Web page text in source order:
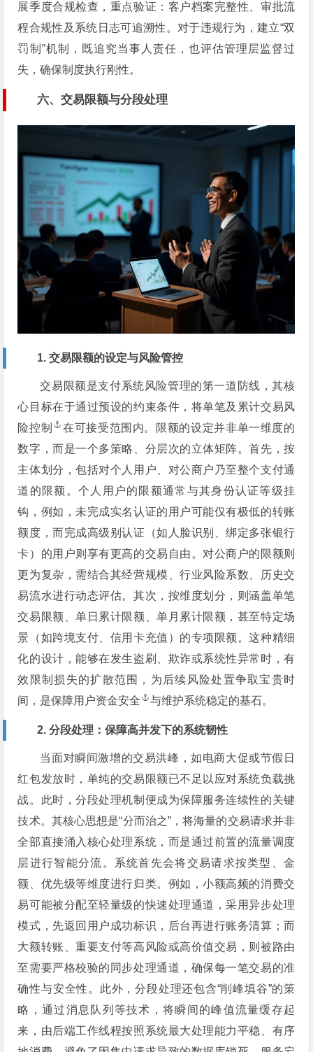
展季度合规检查，重点验证：客户档案完整性、审批流
程合规性及系统日志可追溯性。对于违规行为，建立“双
罚制”机制，既追究当事人责任，也评估管理层监督过
失，确保制度执行刚性。
六、交易限额与分段处理
1. 交易限额的设定与风险管控
交易限额是支付系统风险管理的第一道防线，其核
心目标在于通过预设的约束条件，将单笔及累计交易风
险控制
在可接受范围内。限额的设定并非单一维度的
数字，而是一个多策略、分层次的立体矩阵。首先，按
主体划分，包括对个人用户、对公商户乃至整个支付通
道的限额。个人用户的限额通常与其身份认证等级挂
钩，例如，未完成实名认证的用户可能仅有极低的转账
额度，而完成高级别认证（如人脸识别、绑定多张银行
卡）的用户则享有更高的交易自由。对公商户的限额则
更为复杂，需结合其经营规模、行业风险系数、历史交
易流水进行动态评估。其次，按维度划分，则涵盖单笔
交易限额、单日累计限额、单月累计限额，甚至特定场
景（如跨境支付、信用卡充值）的专项限额。这种精细
化的设计，能够在发生盗刷、欺诈或系统性异常时，有
效限制损失的扩散范围，为后续风险处置争取宝贵时
间，是保障用户资金安全 与维护系统稳定的基石。
2. 分段处理：保障高并发下的系统韧性
当面对瞬间激增的交易洪峰，如电商大促或节假日
红包发放时，单纯的交易限额已不足以应对系统负载挑
战。此时，分段处理机制便成为保障服务连续性的关键
技术。其核心思想是“分而治之”，将海量的交易请求并非
全部直接涌入核心处理系统，而是通过前置的流量调度
层进行智能分流。系统首先会将交易请求按类型、金
额、优先级等维度进行归类。例如，小额高频的消费交
易可能被分配至轻量级的快速处理通道，采用异步处理
模式，先返回用户成功标识，后台再进行账务清算；而
大额转账、重要支付等高风险或高价值交易，则被路由
至需要严格校验的同步处理通道，确保每一笔交易的准
确性与安全性。此外，分段处理还包含“削峰填谷”的策
略，通过消息队列等技术，将瞬间的峰值流量缓存起
来，由后端工作线程按照系统最大处理能力平稳、有序